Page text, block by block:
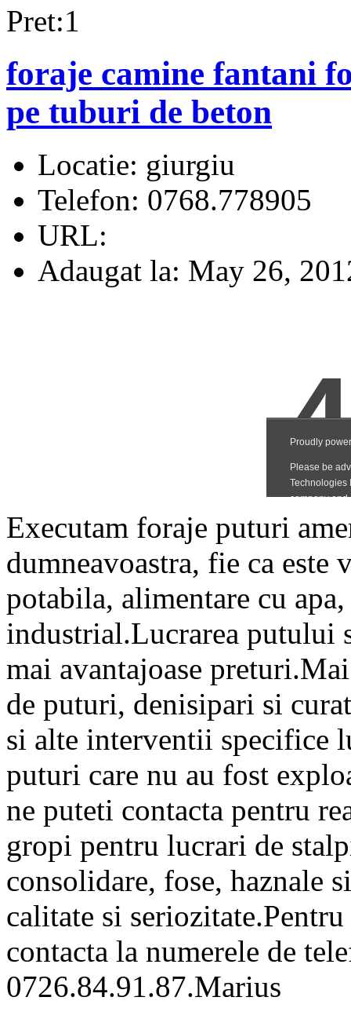
Pret:1
foraje camine fantani
pe tuburi de beton
Locatie: giurgiu
Telefon: 0768.778905
URL:
Adaugat la: May 26,
Executam foraje puturi
dumneavoastra, fie ca este
potabila, alimentare cu
industrial.Lucrarea putului
mai avantajoase
de puturi, denisipari si
si alte interventii specifice
puturi care nu au fost
ne puteti contacta pentru
gropi pentru lucrari de
consolidare, fose, haznale
calitate si
contacta la numerele de
0726.84.91.87.Marius